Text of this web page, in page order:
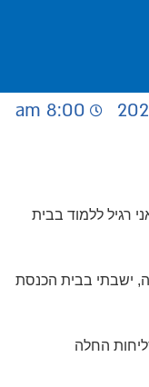
8:00 am
רגיל ללמוד בבית
ישבתי בבית הכנסת
החלה